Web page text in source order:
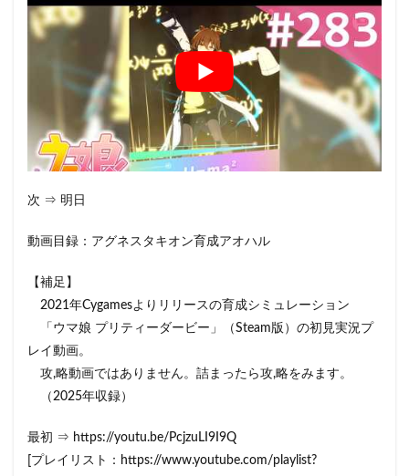
次 ⇒ 明日
動画目録：アグネスタキオン育成アオハル
【補足】
2021年Cygamesよりリリースの育成シミュレーション
「ウマ娘 プリティーダービー」（Steam版）の初見実況プ
レイ動画。
攻,略動画ではありません。詰まったら攻,略をみます。
（2025年収録）
最初 ⇒ https://youtu.be/PcjzuLI9I9Q
[プレイリスト：https://www.youtube.com/playlist?